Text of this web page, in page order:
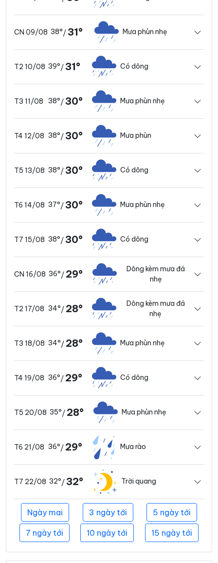
CN 09/08 38°/31° Mưa phùn nhẹ
T2 10/08 39°/31° Có dông
T3 11/08 38°/30° Mưa phùn nhẹ
T4 12/08 38°/30° Mưa phùn
T5 13/08 38°/30° Có dông
T6 14/08 37°/30° Mưa phùn nhẹ
T7 15/08 38°/30° Có dông
CN 16/08 36°/ 29°
Dông kèm mưa đá
nhẹ
T2 17/08 34°/ 28°
Dông kèm mưa đá
nhẹ
T3 18/08 34°/ 28° Mưa phùn nhẹ
T4 19/08 36°/ 29° Có dông
T5 20/08 35°/ 28° Mưa phùn nhẹ
T6 21/08 36°/ 29° Mưa rào
T7 22/08 32°/32° Trời quang
Ngày mai 3 ngày tới 5 ngày tới
7 ngày tới 10 ngày tới 15 ngày tới